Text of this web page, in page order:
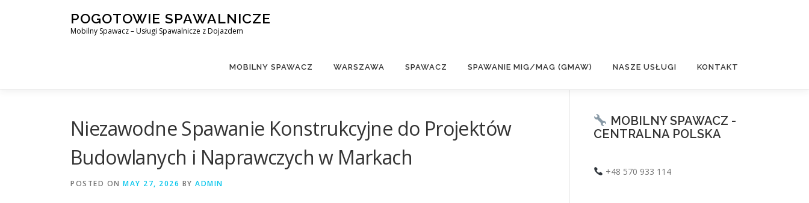
POGOTOWIE SPAWALNICZE
Mobilny Spawacz – Usługi Spawalnicze z Dojazdem
MOBILNY SPAWACZ WARSZAWA SPAWACZ SPAWANIE MIG/MAG (GMAW) NASZE USŁUGI KONTAKT
Niezawodne Spawanie Konstrukcyjne do Projektów
Budowlanych i Naprawczych w Markach
POSTED ON MAY 27, 2026 BY ADMIN
MOBILNY SPAWACZ -
CENTRALNA POLSKA
+48 570 933 114